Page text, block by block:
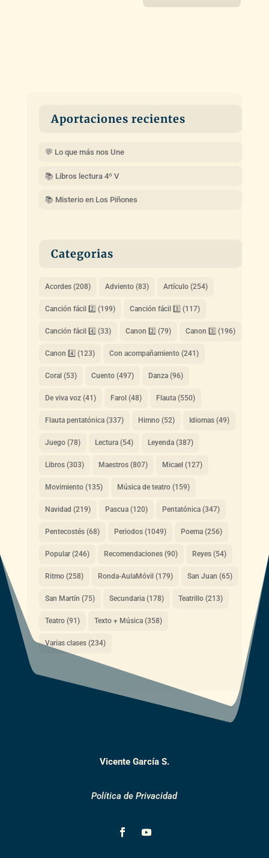
Aportaciones recientes
💬 Lo que más nos Une
📚 Libros lectura 4º V
📚 Misterio en Los Piñones
Categorias
Acordes(208) Adviento(83) Artículo(254)
Canción fácil 2️⃣ (199) Canción fácil 3️⃣ (117)
Canción fácil 4️⃣ (33) Canon 2️⃣ (79) Canon 3️⃣ (196)
Canon 4️⃣ (123) Con acompañamiento(241)
Coral (53) Cuento(497) Danza(96)
De viva voz(41) Farol (48) Flauta(550)
Flauta pentatónica(337) Himno(52) Idiomas(49)
Juego(78) Lectura(54) Leyenda(387)
Libros(303) Maestros(807) Micael (127)
Movimiento(135) Música de teatro(159)
Navidad (219) Pascua(120) Pentatónica(347)
Pentecostés(68) Periodos(1049) Poema(256)
Popular(246) Recomendaciones(90) Reyes(54)
Ritmo(258) Ronda-AulaMóvil (179) San Juan (65)
San Martín (75) Secundaria(178) Teatrillo(213)
Teatro(91) Texto + Música(358)
Varias clases(234)
Vicente García S.
Política de Privacidad